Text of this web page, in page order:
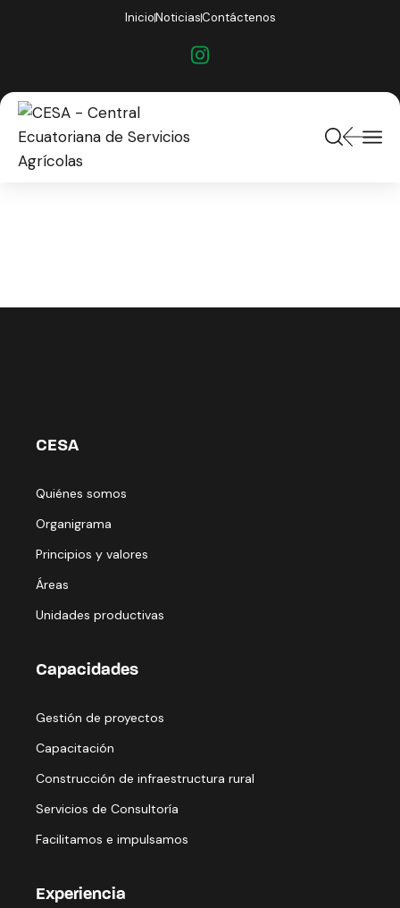
InicioNoticiasContáctenos
CESA
Quiénes somos
Organigrama
Principios y valores
Áreas
Unidades productivas
Capacidades
Gestión de proyectos
Capacitación
Construcción de infraestructura rural
Servicios de Consultoría
Facilitamos e impulsamos
Experiencia